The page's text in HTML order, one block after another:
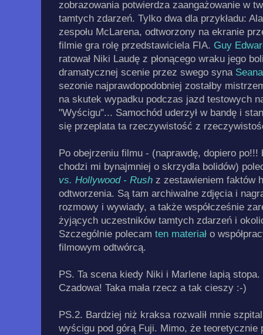
zobrazowania potwierdza zaangażowanie w
tamtych zdarzeń. Tylko dwa dla przykładu:
zespołu McLarena, odtworzony na ekranie
filmie gra rolę przedstawiciela FIA. Guy
ratował Niki Laudę z płonącego wraku jego
dramatycznej scenie przez swego syna Seana
sezonie najprawdopodobniej zostałby
na skutek wypadku podczas jazd testowych
"Wyścigu"... Samochód uderzył w bandę i
się przeplata ta rzeczywistość z
Po obejrzeniu filmu - (naprawdę, dopiero
chodzi mi bynajmniej o skrzydła bolidów)
vs. Hollywood - Rush z zestawieniem faktów
odtworzenia. Są tam archiwalne zdjęcia i
rozmowy i wywiady, a także współcześnie
żyjących uczestników tamtych zdarzeń i
Szczególnie polecam ten materiał o
filmowym odtwórcą.
PS. Ta scena kiedy Niki i Marlene łapią
Czadowa! Taka mała rzecz a tak cieszy :-)
PS.2. Bardziej niż kraksa rozwalił mnie
wyścigu pod górą Fuji. Mimo, że teoretycznie